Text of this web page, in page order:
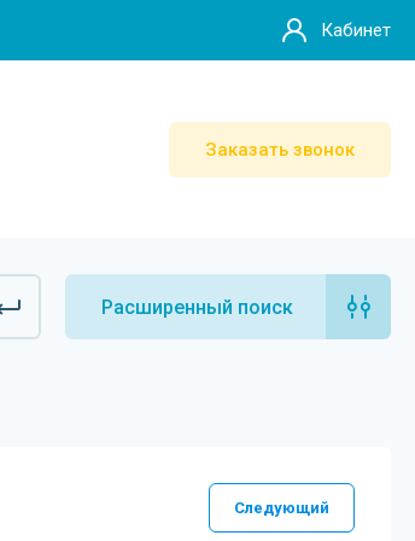
Кабинет
Заказать звонок
Расширенный поиск
Следующий